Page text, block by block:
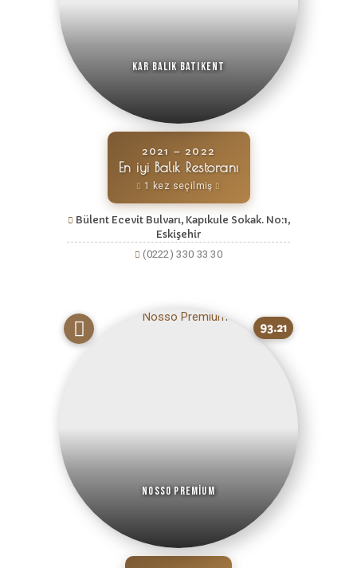
Kar Balık Batıkent
2021 – 2022
En iyi Balık Restoranı
1 kez seçilmiş
Bülent Ecevit Bulvarı, Kapıkule Sokak. No:1,
Eskişehir
(0222) 330 33 30
93.21
Nosso Premium